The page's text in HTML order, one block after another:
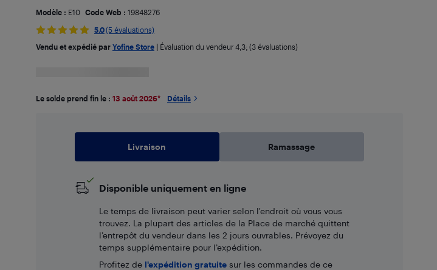
Modèle : E10 Code Web : 19848276
5.0(5 évaluations)
Vendu et expédié par Yofine Store| Évaluation du vendeur 4,3; (3 évaluations)
Le solde prend fin le : 13 août 2026* Détails
Livraison Ramassage
Disponible uniquement en ligne
Le temps de livraison peut varier selon l'endroit où vous vous
trouvez. La plupart des articles de la Place de marché quittent
l’entrepôt du vendeur dans les 2 jours ouvrables. Prévoyez du
temps supplémentaire pour l’expédition.
Profitez de l'expédition gratuitesur les commandes de ce